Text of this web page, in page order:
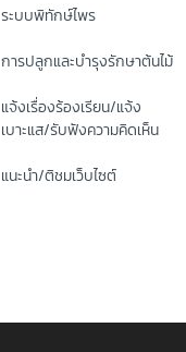
ระบบพิทักษ์ไพร
การปลูกและบำรุงรักษาต้นไม้
แจ้งเรื่องร้องเรียน/แจ้ง
เบาะแส/รับฟังความคิดเห็น
แนะนำ/ติชมเว็บไซต์